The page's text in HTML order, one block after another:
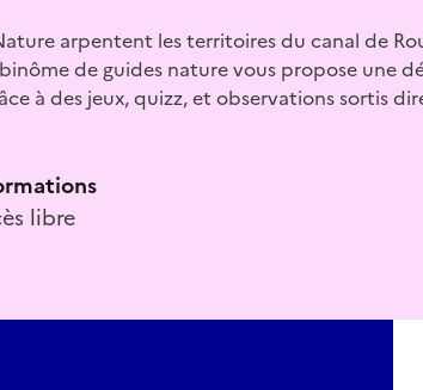
arpentent les territoires du canal de
de guides nature vous propose une
à des jeux, quizz, et observations sortis
libre